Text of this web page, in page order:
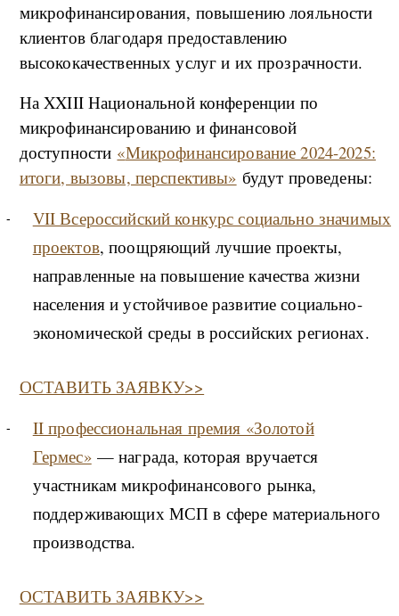
микрофинансирования, повышению лояльности
клиентов благодаря предоставлению
высококачественных услуг и их прозрачности.
На XXIII Национальной конференции по
микрофинансированию и финансовой
доступности «Микрофинансирование 2024-2025:
итоги, вызовы, перспективы» будут проведены:
VII Всероссийский конкурс социально значимых
проектов, поощряющий лучшие проекты,
направленные на повышение качества жизни
населения и устойчивое развитие социально-
экономической среды в российских регионах.
ОСТАВИТЬ ЗАЯВКУ>>
II профессиональная премия «Золотой
Гермес»— награда, которая вручается
участникам микрофинансового рынка,
поддерживающих МСП в сфере материального
производства.
ОСТАВИТЬ ЗАЯВКУ>>